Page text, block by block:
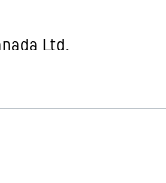
Ltd.